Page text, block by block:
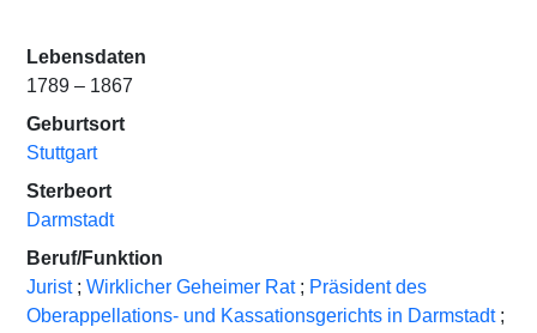
Lebensdaten
1789 – 1867
Geburtsort
Stuttgart
Sterbeort
Darmstadt
Beruf/Funktion
Jurist ; Wirklicher Geheimer Rat ; Präsident des
Oberappellations- und Kassationsgerichts in Darmstadt ;